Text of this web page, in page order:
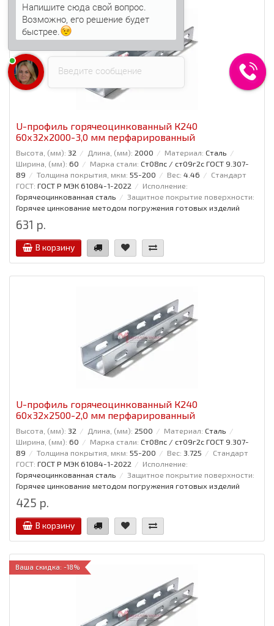
U-профиль горячеоцинкованный К240
60x32x2000-3,0 мм перфарированный
Высота, (мм): 32 Длина, (мм): 2000 Материал: Сталь
Ширина, (мм): 60 Марка стали: Ст08пс / ст09г2с ГОСТ 9.307-
89
Толщина покрытия, мкм: 55-200 Вес: 4.46
Стандарт
ГОСТ: ГОСТ Р МЭК 61084-1-2022
Исполнение:
Горячеоцинкованная сталь
Защитное покрытие поверхности:
Горячее цинкование методом погружения готовых изделий
631 р.
В корзину
U-профиль горячеоцинкованный К240
60x32x2500-2,0 мм перфарированный
Высота, (мм): 32 Длина, (мм): 2500 Материал: Сталь
Ширина, (мм): 60 Марка стали: Ст08пс / ст09г2с ГОСТ 9.307-
89
Толщина покрытия, мкм: 55-200 Вес: 3.725
Стандарт
ГОСТ: ГОСТ Р МЭК 61084-1-2022
Исполнение:
Горячеоцинкованная сталь
Защитное покрытие поверхности:
Горячее цинкование методом погружения готовых изделий
425 р.
В корзину
Ваша скидка: -18%
Введите сообщение
Напишите сюда свой вопрос.
Возможно, его решение будет
быстрее.